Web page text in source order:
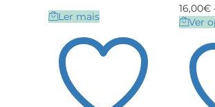
Ler mais
16,00€
Ver